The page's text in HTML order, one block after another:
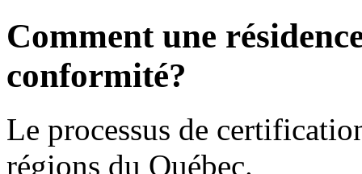
Comment une
conformité?
Le processus de
régions du Québec.